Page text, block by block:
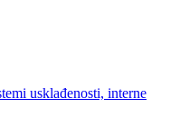
usklađenosti, interne